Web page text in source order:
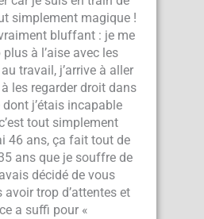
simplement magique !
bluffant : je me
à l’aise avec les
travail, j’arrive à aller
les regarder droit dans
dont j’étais incapable
tout simplement
46 ans, ça fait tout de
ans que je souffre de
décidé de vous
avoir trop d’attentes et
a suffi pour «